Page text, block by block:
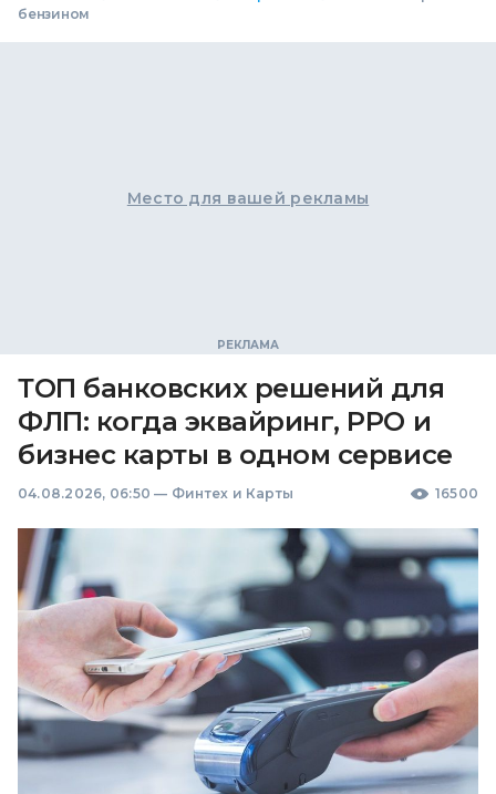
бензином
Место для вашей рекламы
ТОП банковских решений для
ФЛП: когда эквайринг, РРО и
бизнес карты в одном сервисе
04.08.2026, 06:50 — Финтех и Карты 16500